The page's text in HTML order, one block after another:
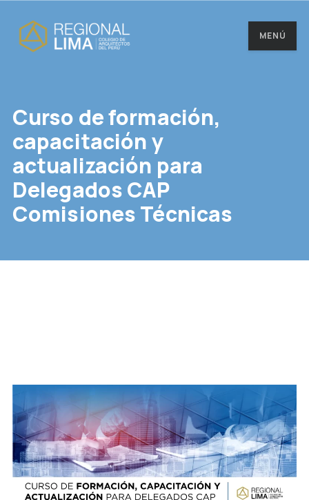
MENÚ
Curso de formación,
capacitación y
actualización para
Delegados CAP
Comisiones Técnicas